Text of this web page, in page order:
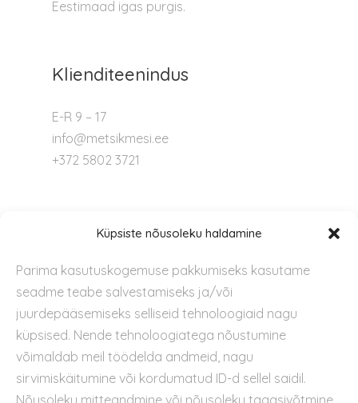
Küpsiste nõusoleku haldamine
Parima kasutuskogemuse pakkumiseks kasutame
seadme teabe salvestamiseks ja/või
juurdepääsemiseks selliseid tehnoloogiaid nagu
küpsised. Nende tehnoloogiatega nõustumine
võimaldab meil töödelda andmeid, nagu
sirvimiskäitumine või kordumatud ID-d sellel saidil.
Nõusoleku mitteandmine või nõusoleku tagasivõtmine
Eestimaad igas purgis.
Klienditeenindus
E-R 9 – 17
info@metsikmesi.ee
+372 5802 3721
Kontakt
Privaatsuspoliitika
Kasutustingimused
Küpsiste kasutamise poliitika